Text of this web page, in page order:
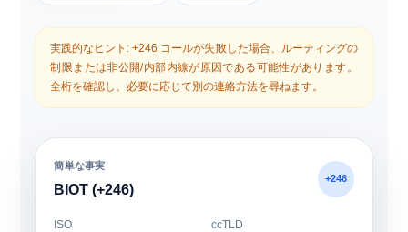
実践的なヒント: +246 コールが失敗した場合、ルーティングの
制限または非公開/内部内線が原因である可能性があります。
全桁を確認し、必要に応じて別の連絡方法を尋ねます。
簡単な事実
BIOT (+246)
+246
ISO
ccTLD